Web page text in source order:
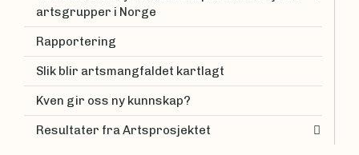
artsgrupper i Norge
Rapportering
Slik blir artsmangfaldet kartlagt
Kven gir oss ny kunnskap?
Resultater fra Artsprosjektet